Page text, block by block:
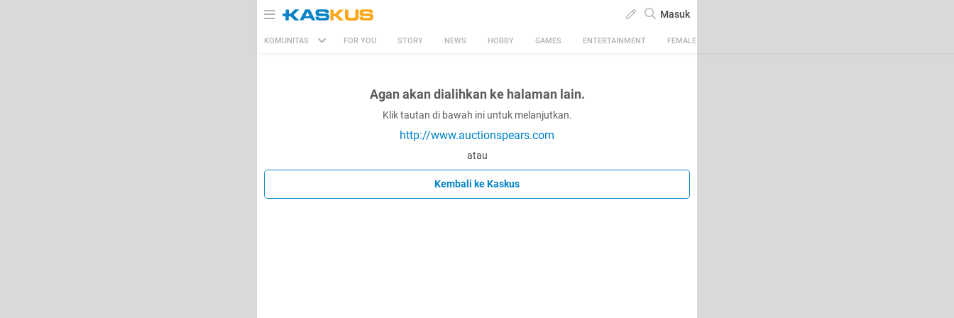
Masuk
KOMUNITAS FOR YOU STORY NEWS HOBBY GAMES ENTERTAINMENT FEMALE
Agan akan dialihkan ke halaman lain.
Klik tautan di bawah ini untuk melanjutkan.
http://www.auctionspears.com
atau
Kembali ke Kaskus